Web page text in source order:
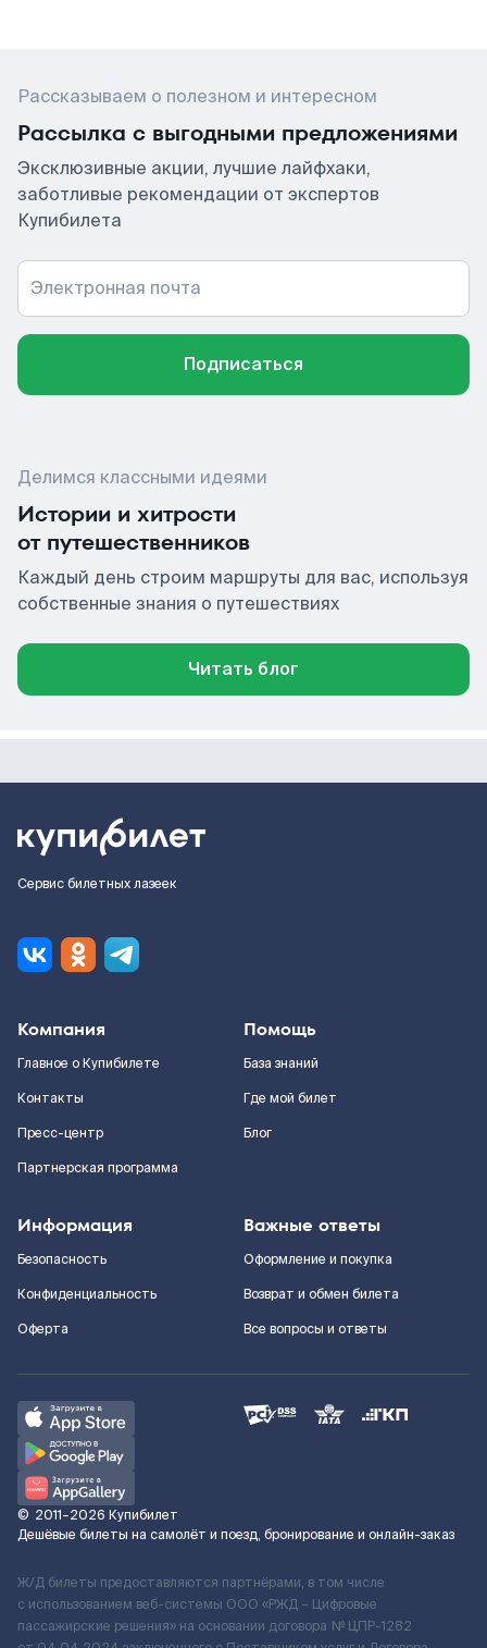
Рассказываем о полезном и интересном
Рассылка с выгодными предложениями
Эксклюзивные акции, лучшие лайфхаки,
заботливые рекомендации от экспертов
Купибилета
Электронная почта
Подписаться
Делимся классными идеями
Истории и хитрости
от путешественников
Каждый день строим маршруты для вас, используя
собственные знания о путешествиях
Читать блог
Сервис билетных лазеек
Компания
Главное о Купибилете
Контакты
Пресс-центр
Партнерская программа
Помощь
База знаний
Где мой билет
Блог
Информация
Безопасность
Конфиденциальность
Оферта
Важные ответы
Оформление и покупка
Возврат и обмен билета
Все вопросы и ответы
© 2011–2026 Купибилет
Дешёвые билеты на самолёт и поезд, бронирование и онлайн-заказ
Ж/Д билеты предоставляются партнёрами, в том числе
с использованием веб-системы ООО «РЖД – Цифровые
пассажирские решения» на основании договора № ЦПР-1282